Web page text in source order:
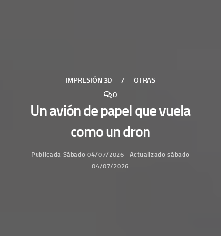
IMPRESIÓN 3D /
OTRAS
0
Un avión de papel que vuela
como un dron
Publicada Sábado 04/07/2026 · Actualizadosábado
04/07/2026